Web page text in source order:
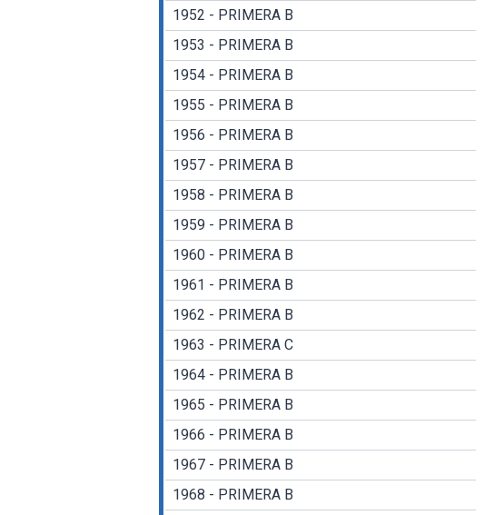
1952 - PRIMERA B
1953 - PRIMERA B
1954 - PRIMERA B
1955 - PRIMERA B
1956 - PRIMERA B
1957 - PRIMERA B
1958 - PRIMERA B
1959 - PRIMERA B
1960 - PRIMERA B
1961 - PRIMERA B
1962 - PRIMERA B
1963 - PRIMERA C
1964 - PRIMERA B
1965 - PRIMERA B
1966 - PRIMERA B
1967 - PRIMERA B
1968 - PRIMERA B